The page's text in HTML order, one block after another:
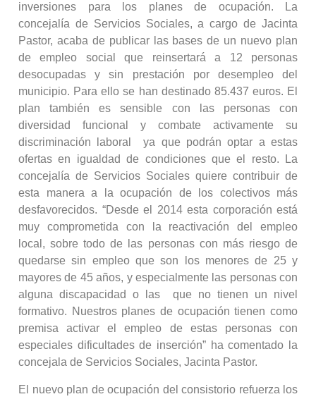
inversiones para los planes de ocupación. La
concejalía de Servicios Sociales, a cargo de Jacinta
Pastor, acaba de publicar las bases de un nuevo plan
de empleo social que reinsertará a 12 personas
desocupadas y sin prestación por desempleo del
municipio. Para ello se han destinado 85.437 euros. El
plan también es sensible con las personas con
diversidad funcional y combate activamente su
discriminación laboral ya que podrán optar a estas
ofertas en igualdad de condiciones que el resto. La
concejalía de Servicios Sociales quiere contribuir de
esta manera a la ocupación de los colectivos más
desfavorecidos. “Desde el 2014 esta corporación está
muy comprometida con la reactivación del empleo
local, sobre todo de las personas con más riesgo de
quedarse sin empleo que son los menores de 25 y
mayores de 45 años, y especialmente las personas con
alguna discapacidad o las que no tienen un nivel
formativo. Nuestros planes de ocupación tienen como
premisa activar el empleo de estas personas con
especiales dificultades de inserción” ha comentado la
concejala de Servicios Sociales, Jacinta Pastor.
El nuevo plan de ocupación del consistorio refuerza los